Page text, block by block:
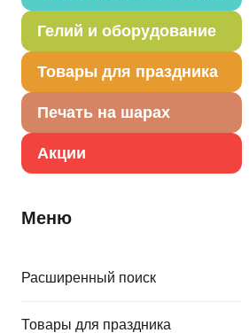
Гелий и оборудование
Товары для праздника
Печать на шарах
Акции
Меню
Расширенный поиск
Товары для праздника
Вес
Описание товара
Скатерть полиэтиленовая.
другими элементами коллекции
украшение стола или по своему
назначению. Размер 130 * 180 см.
Товар из коллекции